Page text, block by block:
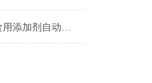
粉末20g卷膜背封食用添加剂自动包装机生产商